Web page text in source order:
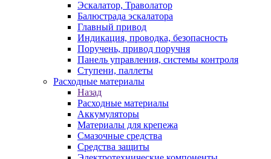
Эскалатор, Траволатор
Балюстрада эскалатора
Главный привод
Индикация, проводка, безопасность
Поручень, привод поручня
Панель управления, системы контроля
Ступени, паллеты
Расходные материалы
Назад
Расходные материалы
Аккумуляторы
Материалы для крепежа
Смазочные средства
Средства защиты